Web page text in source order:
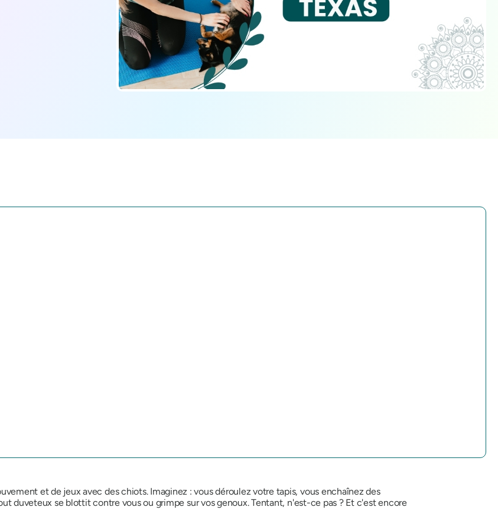
et de jeux avec des chiots. Imaginez : vous déroulez votre tapis, vous enchaînez des
duveteux se blottit contre vous ou grimpe sur vos genoux. Tentant, n'est-ce pas ? Et c'est encore